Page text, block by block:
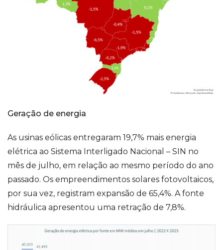
Geração de energia
As usinas eólicas entregaram 19,7% mais energia
elétrica ao Sistema Interligado Nacional – SIN no
mês de julho, em relação ao mesmo período do ano
passado. Os empreendimentos solares fotovoltaicos,
por sua vez, registram expansão de 65,4%. A fonte
hidráulica apresentou uma retração de 7,8%.